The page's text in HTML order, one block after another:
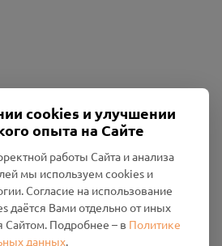
ответственностью «Смоленский
cookies и улучшении
опыта на Сайте
работы Сайта и анализа
мы используем cookies и
Согласие на использование
даётся Вами отдельно от иных
Сайтом. Подробнее – в Политике
данных.